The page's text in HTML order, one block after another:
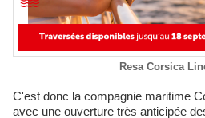
Resa Corsica
C'est donc la compagnie maritime Corsica Linea qui lance le bal
avec une ouverture très anticipée